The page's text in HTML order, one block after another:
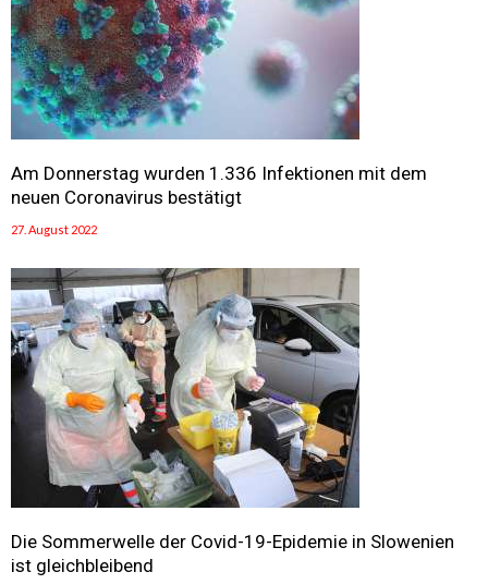
Am Donnerstag wurden 1.336 Infektionen mit dem
neuen Coronavirus bestätigt
27. August 2022
Die Sommerwelle der Covid-19-Epidemie in Slowenien
ist gleichbleibend